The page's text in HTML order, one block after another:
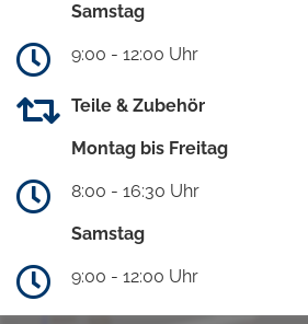
Samstag
9:00 - 12:00 Uhr
Teile & Zubehör
Montag bis Freitag
8:00 - 16:30 Uhr
Samstag
9:00 - 12:00 Uhr